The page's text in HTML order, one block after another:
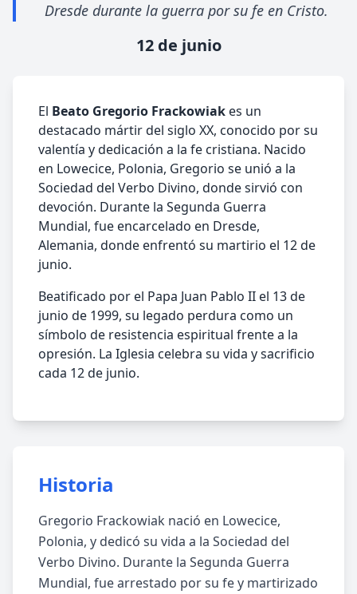
Dresde durante la guerra por su fe en Cristo.
12 de junio
El Beato Gregorio Frackowiak es un
destacado mártir del siglo XX, conocido por su
valentía y dedicación a la fe cristiana. Nacido
en Lowecice, Polonia, Gregorio se unió a la
Sociedad del Verbo Divino, donde sirvió con
devoción. Durante la Segunda Guerra
Mundial, fue encarcelado en Dresde,
Alemania, donde enfrentó su martirio el 12 de
junio.
Beatificado por el Papa Juan Pablo II el 13 de
junio de 1999, su legado perdura como un
símbolo de resistencia espiritual frente a la
opresión. La Iglesia celebra su vida y sacrificio
cada 12 de junio.
Historia
Gregorio Frackowiak nació en Lowecice,
Polonia, y dedicó su vida a la Sociedad del
Verbo Divino. Durante la Segunda Guerra
Mundial, fue arrestado por su fe y martirizado